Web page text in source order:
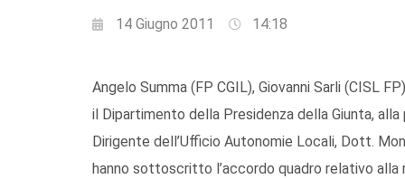
14 Giugno 2011 14:18
Angelo Summa (FP CGIL), Giovanni Sarli (CISL
il Dipartimento della Presidenza della Giunta,
Dirigente dell’Ufficio Autonomie Locali, Dott.
hanno sottoscritto l’accordo quadro relativo